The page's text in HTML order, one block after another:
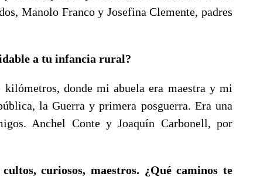
Manolo Franco y Josefina Clemente, padres
a tu infancia rural?
donde mi abuela era maestra y mi
la Guerra y primera posguerra. Era una
Anchel Conte y Joaquín Carbonell, por
curiosos, maestros. ¿Qué caminos te